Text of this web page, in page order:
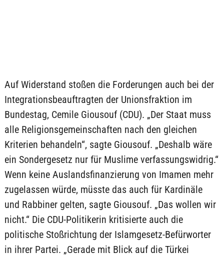
Auf Widerstand stoßen die Forderungen auch bei der
Integrationsbeauftragten der Unionsfraktion im
Bundestag, Cemile Giousouf (CDU). „Der Staat muss
alle Religionsgemeinschaften nach den gleichen
Kriterien behandeln“, sagte Giousouf. „Deshalb wäre
ein Sondergesetz nur für Muslime verfassungswidrig.“
Wenn keine Auslandsfinanzierung von Imamen mehr
zugelassen würde, müsste das auch für Kardinäle
und Rabbiner gelten, sagte Giousouf. „Das wollen wir
nicht.“ Die CDU-Politikerin kritisierte auch die
politische Stoßrichtung der Islamgesetz-Befürworter
in ihrer Partei. „Gerade mit Blick auf die Türkei